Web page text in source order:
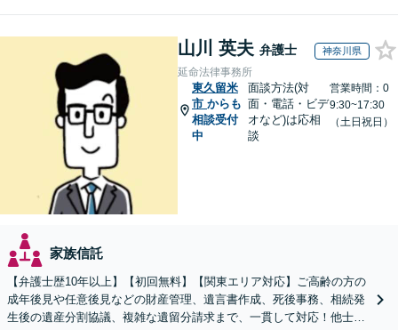
山川 英夫 弁護士 神奈川県
延命法律事務所
東久留米
市 からも
相談受付
中
面談方法(対
面・電話・ビデ
オなど)は応相
談
営業時間：0
9:30~17:30
（土日祝日）
家族信託
【弁護士歴10年以上】【初回無料】【関東エリア対応】ご高齢の方の
成年後見や任意後見などの財産管理、遺言書作成、死後事務、相続発
生後の遺産分割協議、複雑な遺留分請求まで、一貫して対応！他士業